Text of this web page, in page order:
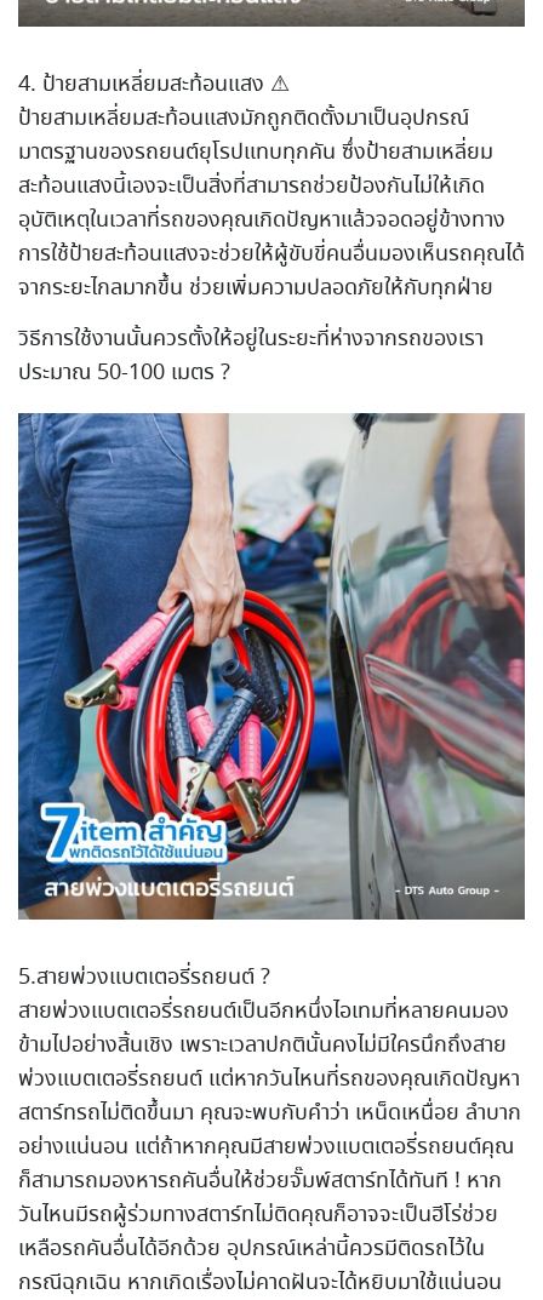
4. ป้ายสามเหลี่ยมสะท้อนแสง ⚠
ป้ายสามเหลี่ยมสะท้อนแสงมักถูกติดตั้งมาเป็นอุปกรณ์
มาตรฐานของรถยนต์ยุโรปแทบทุกคัน ซึ่งป้ายสามเหลี่ยม
สะท้อนแสงนี้เองจะเป็นสิ่งที่สามารถช่วยป้องกันไม่ให้เกิด
อุบัติเหตุในเวลาที่รถของคุณเกิดปัญหาแล้วจอดอยู่ข้างทาง
การใช้ป้ายสะท้อนแสงจะช่วยให้ผู้ขับขี่คนอื่นมองเห็นรถคุณได้
จากระยะไกลมากขึ้น ช่วยเพิ่มความปลอดภัยให้กับทุกฝ่าย
วิธีการใช้งานนั้นควรตั้งให้อยู่ในระยะที่ห่างจากรถของเรา
ประมาณ 50-100 เมตร ?
5.สายพ่วงแบตเตอรี่รถยนต์ ?
สายพ่วงแบตเตอรี่รถยนต์เป็นอีกหนึ่งไอเทมที่หลายคนมอง
ข้ามไปอย่างสิ้นเชิง เพราะเวลาปกตินั้นคงไม่มีใครนึกถึงสาย
พ่วงแบตเตอรี่รถยนต์ แต่หากวันไหนที่รถของคุณเกิดปัญหา
สตาร์ทรถไม่ติดขึ้นมา คุณจะพบกับคำว่า เหน็ดเหนื่อย ลำบาก
อย่างแน่นอน แต่ถ้าหากคุณมีสายพ่วงแบตเตอรี่รถยนต์คุณ
ก็สามารถมองหารถคันอื่นให้ช่วยจั๊มพ์สตาร์ทได้ทันที ! หาก
วันไหนมีรถผู้ร่วมทางสตาร์ทไม่ติดคุณก็อาจจะเป็นฮีโร่ช่วย
เหลือรถคันอื่นได้อีกด้วย อุปกรณ์เหล่านี้ควรมีติดรถไว้ใน
กรณีฉุกเฉิน หากเกิดเรื่องไม่คาดฝันจะได้หยิบมาใช้แน่นอน